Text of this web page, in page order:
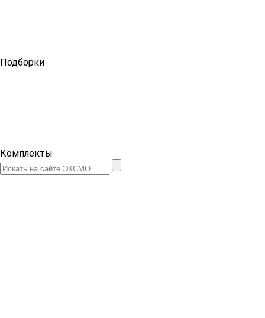
Подборки
Комплекты